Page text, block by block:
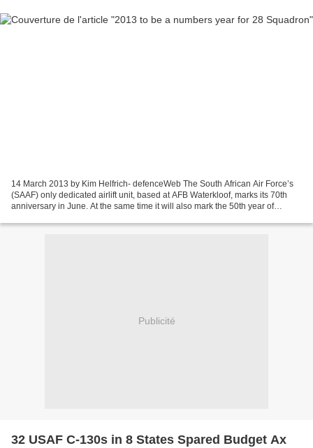
14 March 2013 by Kim Helfrich- defenceWeb The South African Air Force’s
(SAAF) only dedicated airlift unit, based at AFB Waterkloof, marks its 70th
anniversary in June. At the same time it will also mark the 50th year of
Publicité
32 USAF C-130s in 8 States Spared Budget Ax